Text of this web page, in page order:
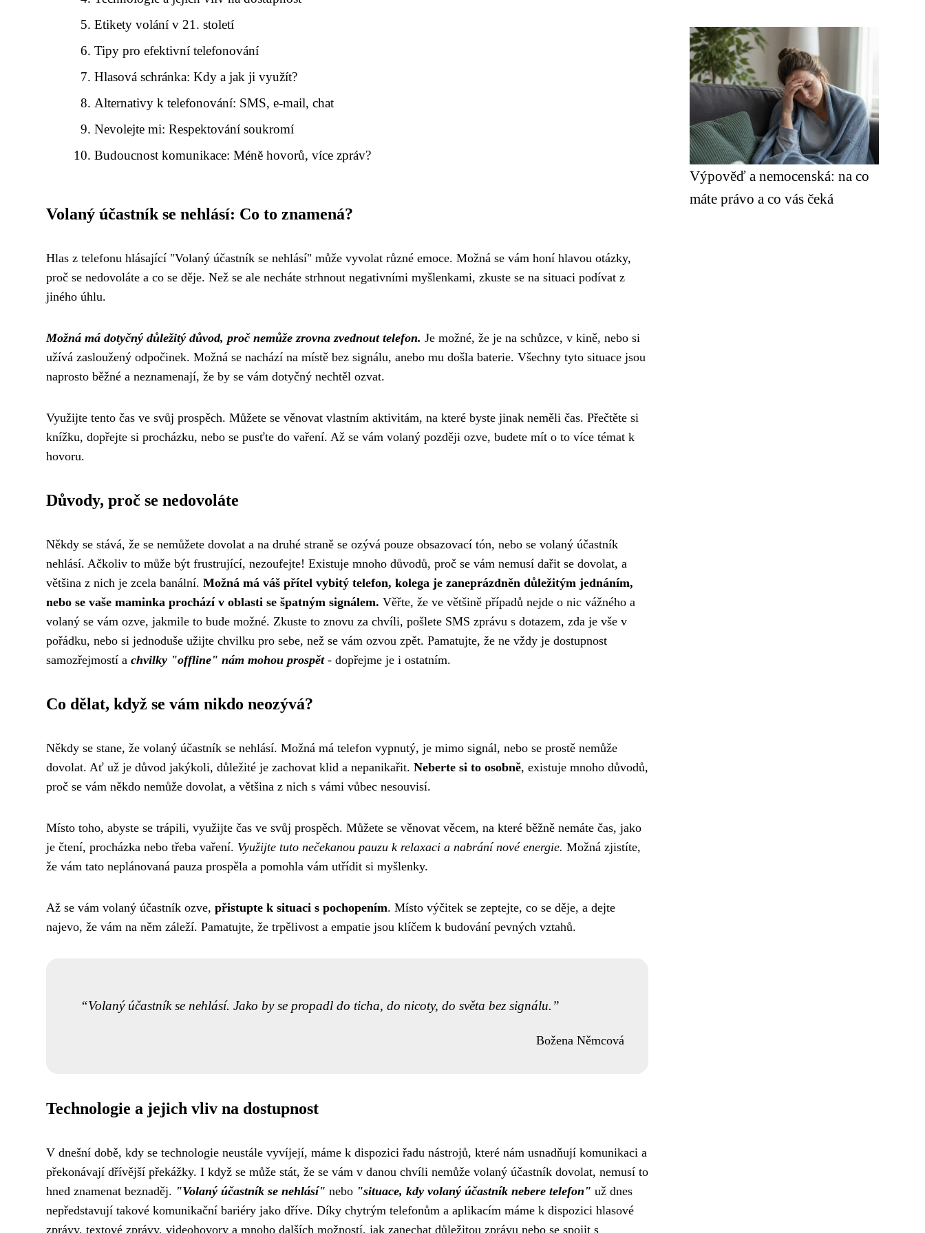
Etikety volání v 21. století
Tipy pro efektivní telefonování
Hlasová schránka: Kdy a jak ji využít?
Alternativy k telefonování: SMS, e-mail, chat
Nevolejte mi: Respektování soukromí
Budoucnost komunikace: Méně hovorů, více zpráv?
Volaný účastník se nehlásí: Co to znamená?
Hlas z telefonu hlásající "Volaný účastník se nehlásí" může vyvolat různé emoce. Možná se vám honí hlavou otázky,
proč se nedovoláte a co se děje. Než se ale necháte strhnout negativními myšlenkami, zkuste se na situaci podívat z
jiného úhlu.
Možná má dotyčný důležitý důvod, proč nemůže zrovna zvednout telefon. Je možné, že je na schůzce, v kině, nebo si
užívá zasloužený odpočinek. Možná se nachází na místě bez signálu, anebo mu došla baterie. Všechny tyto situace jsou
naprosto běžné a neznamenají, že by se vám dotyčný nechtěl ozvat.
Využijte tento čas ve svůj prospěch. Můžete se věnovat vlastním aktivitám, na které byste jinak neměli čas. Přečtěte si
knížku, dopřejte si procházku, nebo se pusťte do vaření. Až se vám volaný později ozve, budete mít o to více témat k
hovoru.
Důvody, proč se nedovoláte
Někdy se stává, že se nemůžete dovolat a na druhé straně se ozývá pouze obsazovací tón, nebo se volaný účastník
nehlásí. Ačkoliv to může být frustrující, nezoufejte! Existuje mnoho důvodů, proč se vám nemusí dařit se dovolat, a
většina z nich je zcela banální. Možná má váš přítel vybitý telefon, kolega je zaneprázdněn důležitým jednáním,
nebo se vaše maminka prochází v oblasti se špatným signálem. Věřte, že ve většině případů nejde o nic vážného a
volaný se vám ozve, jakmile to bude možné. Zkuste to znovu za chvíli, pošlete SMS zprávu s dotazem, zda je vše v
pořádku, nebo si jednoduše užijte chvilku pro sebe, než se vám ozvou zpět. Pamatujte, že ne vždy je dostupnost
samozřejmostí a chvilky "offline" nám mohou prospět- dopřejme je i ostatním.
Co dělat, když se vám nikdo neozývá?
Někdy se stane, že volaný účastník se nehlásí. Možná má telefon vypnutý, je mimo signál, nebo se prostě nemůže
dovolat. Ať už je důvod jakýkoli, důležité je zachovat klid a nepanikařit. Neberte si to osobně, existuje mnoho důvodů,
proč se vám někdo nemůže dovolat, a většina z nich s vámi vůbec nesouvisí.
Místo toho, abyste se trápili, využijte čas ve svůj prospěch. Můžete se věnovat věcem, na které běžně nemáte čas, jako
je čtení, procházka nebo třeba vaření. Využijte tuto nečekanou pauzu k relaxaci a nabrání nové energie. Možná zjistíte,
že vám tato neplánovaná pauza prospěla a pomohla vám utřídit si myšlenky.
Až se vám volaný účastník ozve, přistupte k situaci s pochopením. Místo výčitek se zeptejte, co se děje, a dejte
najevo, že vám na něm záleží. Pamatujte, že trpělivost a empatie jsou klíčem k budování pevných vztahů.
Volaný účastník se nehlásí. Jako by se propadl do ticha, do nicoty, do světa bez signálu.
Božena Němcová
Technologie a jejich vliv na dostupnost
V dnešní době, kdy se technologie neustále vyvíjejí, máme k dispozici řadu nástrojů, které nám usnadňují komunikaci a
překonávají dřívější překážky. I když se může stát, že se vám v danou chvíli nemůže volaný účastník dovolat, nemusí to
hned znamenat beznaděj. "Volaný účastník se nehlásí" nebo "situace, kdy volaný účastník nebere telefon" už dnes
nepředstavují takové komunikační bariéry jako dříve. Díky chytrým telefonům a aplikacím máme k dispozici hlasové
zprávy, textové zprávy, videohovory a mnoho dalších možností, jak zanechat důležitou zprávu nebo se spojit s
Výpověď a nemocenská: na co
máte právo a co vás čeká